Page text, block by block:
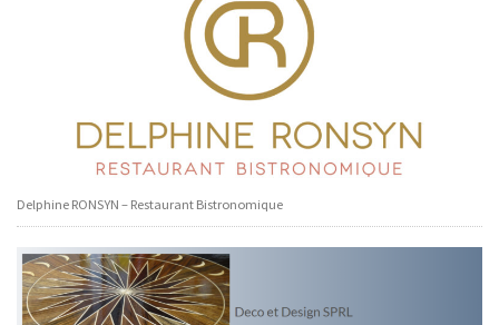
Delphine RONSYN – Restaurant Bistronomique